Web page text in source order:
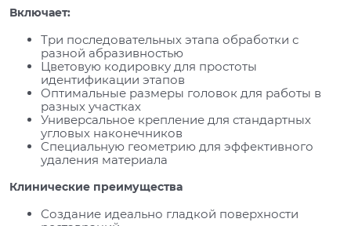
Включает:
Три последовательных этапа обработки с
разной абразивностью
Цветовую кодировку для простоты
идентификации этапов
Оптимальные размеры головок для работы в
разных участках
Универсальное крепление для стандартных
угловых наконечников
Специальную геометрию для эффективного
удаления материала
Клинические преимущества
Создание идеально гладкой поверхности